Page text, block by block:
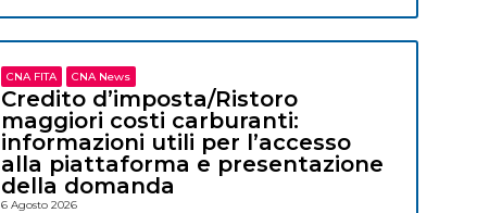
CNA FITA CNA News
Credito d’imposta/Ristoro
maggiori costi carburanti:
informazioni utili per l’accesso
alla piattaforma e presentazione
della domanda
6 Agosto 2026